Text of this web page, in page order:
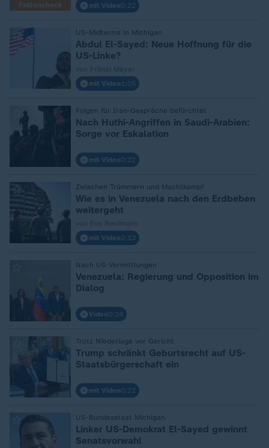
Faktencheck
mit Video0:22
US-Midterms in Michigan
:
Abdul El-Sayed: Neue Hoffnung für die
US-Linke?
mit Video 1:05
Folgen für Iran-Gespräche befürchtet
Nach Huthi-Angriffen in Saudi-Arabien:
Sorge vor Eskalation
mit Video0:22
Zwischen Trümmern und Machtkampf
:
Wie es in Venezuela nach den Erdbeben
weitergeht
mit Video2:13
Nach US-Vermittlungen
Venezuela: Regierung und Opposition im
Dialog
Video0:24
Trotz Niederlage vor Gericht
Trump schränkt Geburtsrecht auf US-
Staatsbürgerschaft ein
mit Video0:22
US-Bundesstaat Michigan
Linker US-Demokrat El-Sayed gewinnt
Senatsvorwahl